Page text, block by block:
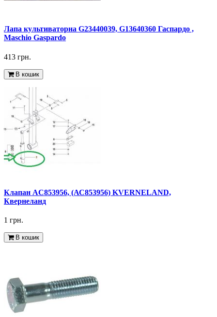
Лапа культиваторна G23440039, G13640360 Гаспардо ,
Maschio Gaspardo
413 грн.
В кошик
Клапан AC853956, (АС853956) KVERNELAND,
Квернеланд
1 грн.
В кошик